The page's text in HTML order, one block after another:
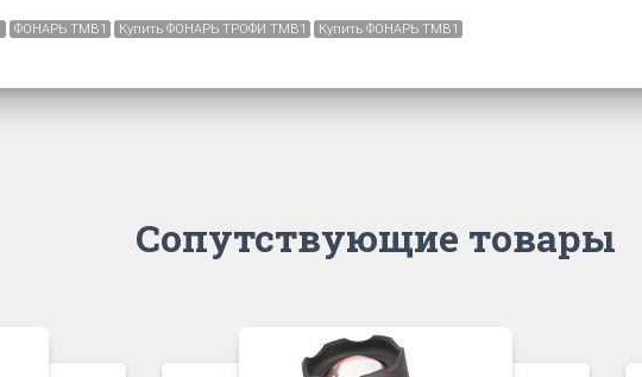
ФОНАРЬ TMB1 Купить ФОНАРЬ ТРОФИ TMB1 Купить ФОНАРЬ TMB1
Сопутствующие товары